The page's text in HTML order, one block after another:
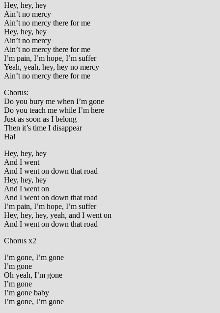
Hey, hey, hey
Ain’t no mercy
Ain’t no mercy there for me
Hey, hey, hey
Ain’t no mercy
Ain’t no mercy there for me
I’m pain, I’m hope, I’m suffer
Yeah, yeah, hey, hey no mercy
Ain’t no mercy there for me
Chorus:
Do you bury me when I’m gone
Do you teach me while I’m here
Just as soon as I belong
Then it’s time I disappear
Ha!
Hey, hey, hey
And I went
And I went on down that road
Hey, hey, hey
And I went on
And I went on down that road
I’m pain, I’m hope, I’m suffer
Hey, hey, hey, yeah, and I went on
And I went on down that road
Chorus x2
I’m gone, I’m gone
I’m gone
Oh yeah, I’m gone
I’m gone
I’m gone baby
I’m gone, I’m gone